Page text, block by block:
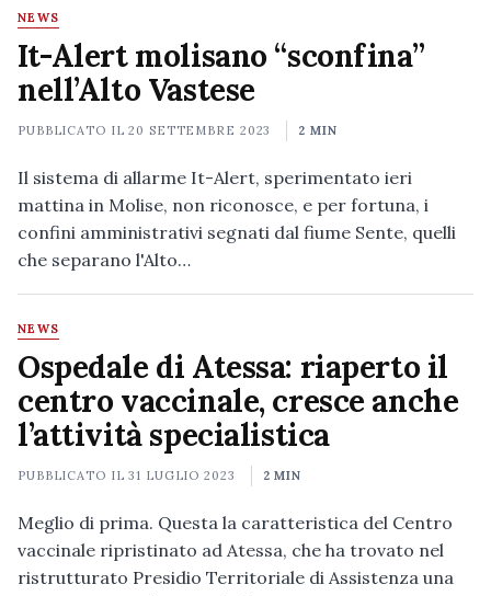
NEWS
It-Alert molisano “sconfina”
nell’Alto Vastese
PUBBLICATO IL20 SETTEMBRE 2023 2 MIN
Il sistema di allarme It-Alert, sperimentato ieri
mattina in Molise, non riconosce, e per fortuna, i
confini amministrativi segnati dal fiume Sente, quelli
che separano l'Alto…
NEWS
Ospedale di Atessa: riaperto il
centro vaccinale, cresce anche
l’attività specialistica
PUBBLICATO IL31 LUGLIO 2023 2 MIN
Meglio di prima. Questa la caratteristica del Centro
vaccinale ripristinato ad Atessa, che ha trovato nel
ristrutturato Presidio Territoriale di Assistenza una